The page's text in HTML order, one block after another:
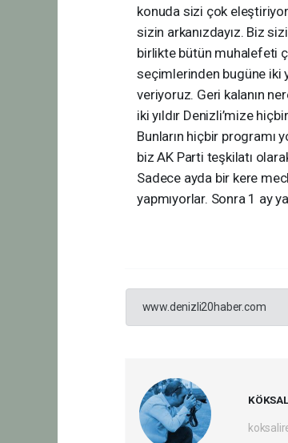
konuda sizi çok
sizin arkanızdayız. Biz
birlikte bütün muhalefeti
seçimlerinden bugüne iki
veriyoruz. Geri kalanın
iki yıldır Denizli’mize
Bunların hiçbir programı
biz AK Parti teşkilatı
Sadece ayda bir kere
yapmıyorlar. Sonra 1 ay
www.denizli20haber.com